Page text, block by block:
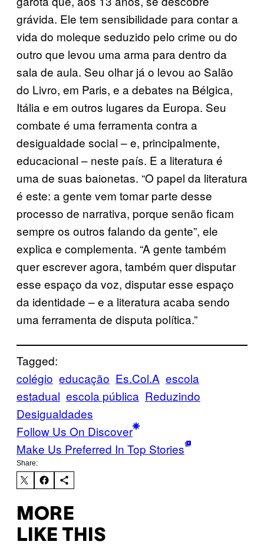
grávida. Ele tem sensibilidade para contar a
vida do moleque seduzido pelo crime ou do
outro que levou uma arma para dentro da
sala de aula. Seu olhar já o levou ao Salão
do Livro, em Paris, e a debates na Bélgica,
Itália e em outros lugares da Europa. Seu
combate é uma ferramenta contra a
desigualdade social – e, principalmente,
educacional – neste país. E a literatura é
uma de suas baionetas. “O papel da literatura
é este: a gente vem tomar parte desse
processo de narrativa, porque senão ficam
sempre os outros falando da gente”, ele
explica e complementa. “A gente também
quer escrever agora, também quer disputar
esse espaço da voz, disputar esse espaço
da identidade – e a literatura acaba sendo
uma ferramenta de disputa política.”
Tagged:
colégio educação Es.Col.A escola
estadual escola pública Reduzindo
Desigualdades
Follow Us On Discover
Make Us Preferred In Top Stories
Share:
MORE
LIKE THIS